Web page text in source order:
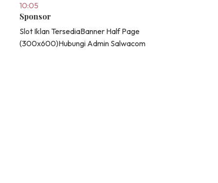
10:05
Sponsor
Slot Iklan TersediaBanner Half Page
(300x600)Hubungi Admin Salwacom